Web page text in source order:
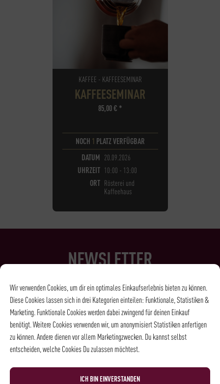
Wir verwenden Cookies, um dir ein optimales Einkaufserlebnis bieten zu können.
Diese Cookies lassen sich in drei Kategorien einteilen: Funktionale, Statistiken &
Marketing. Funktionale Cookies werden dabei zwingend für deinen Einkauf
benötigt. Weitere Cookies verwenden wir, um anonymisiert Statistiken anfertigen
zu können. Andere dienen vor allem Marketingzwecken. Du kannst selbst
entscheiden, welche Cookies Du zulassen möchtest.
ICH BIN EINVERSTANDEN
KAFFEE - KAFFEESEMINAR
KAFFEESEMINAR
85,00€ *
NOCH 1 PLATZ VERFÜGBAR
DATUM 20.09.2026
UHRZEIT 10:00 - 13:00
ORT Rösterei und
Kaffeehaus
NEWSLETTER
LUST AUF MEHR KAFFEE, WEIN, SPIRITS &
FEINKOST?
Dann melde Dich einfach für den Rehorik Newsletter an und wir
halten Dich auf dem Laufenden - Erfahre immer als Erstes, was es
Neues bei Rehorik gibt!